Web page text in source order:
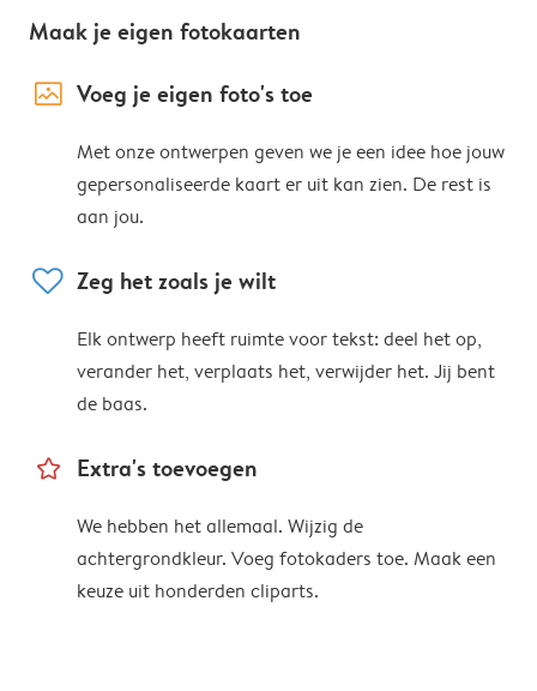
Maak je eigen fotokaarten
image_placeholder Voeg je eigen foto's toe
Met onze ontwerpen geven we je een idee hoe jouw
gepersonaliseerde kaart er uit kan zien. De rest is
aan jou.
heart Zeg het zoals je wilt
Elk ontwerp heeft ruimte voor tekst: deel het op,
verander het, verplaats het, verwijder het. Jij bent
de baas.
star_outline Extra's toevoegen
We hebben het allemaal. Wijzig de
achtergrondkleur. Voeg fotokaders toe. Maak een
keuze uit honderden cliparts.